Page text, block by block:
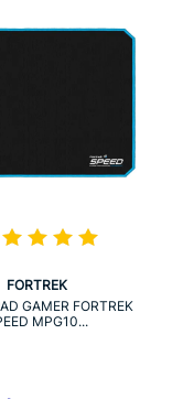
FORTREK
GAMER FORTREK
MPG10...